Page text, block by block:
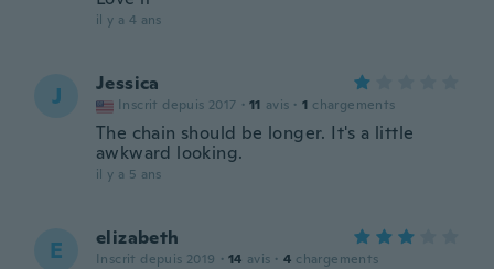
il y a 4 ans
J Jessica
Inscrit depuis 2017 · 11 avis · 1 chargements
The chain should be longer. It's a little
awkward looking.
il y a 5 ans
E elizabeth
Inscrit depuis 2019 · 14 avis · 4 chargements